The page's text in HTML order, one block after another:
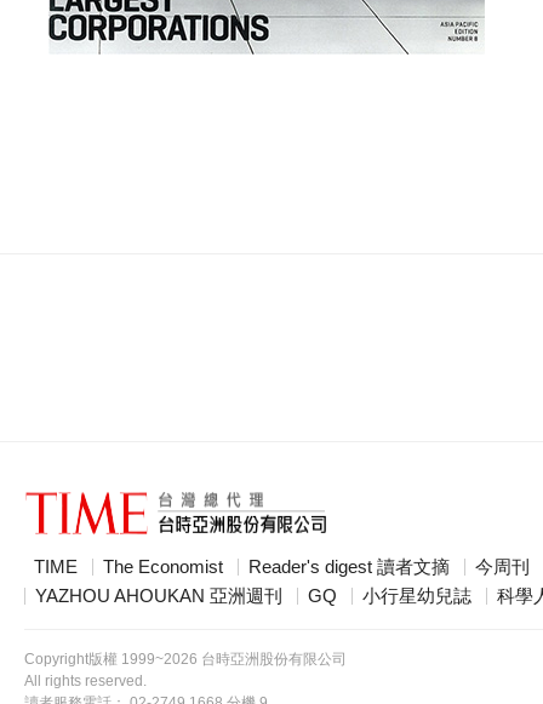
TIME The Economist Reader's digest 讀者文摘
今周刊
YAZHOU AHOUKAN 亞洲週刊
GQ 小行星幼兒誌 科學
Copyright版權 1999~2026 台時亞洲股份有限公司
All rights reserved.